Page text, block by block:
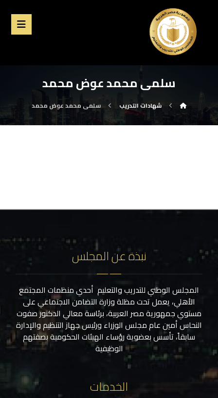
سلمى محمد عوض محمد
شهادات التدريب سلمى محمد عوض محمد
نبذة عن المجلس
المجلس الوطني للتدريب والتعليم أحدي منظمات المجتمع
الأهلي، يعمل تحت مظلة وزارة التضامن الاجتماعي على
مستوي جمهورية مصر العربية، برئاسة معالي الدكتور صفوت
النحاس أمين عام مجلس الوزراء ورئيس جهاز التنظيم والإدارة
سابقاً، تأسس بعضوية رؤساء الهيئات الحكومية بصفتهم
الوظيفية
الخدمات